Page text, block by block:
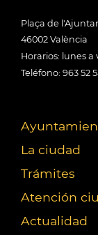
Plaça de
46002 València
Horarios: lunes a
Teléfono: 963 52
La ciudad
Trámites
Atención
Actualidad